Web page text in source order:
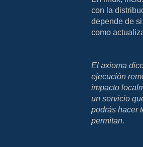
con la
depende de
como
El axioma
ejecución
impacto
un servicio
podrás hacer
permitan.